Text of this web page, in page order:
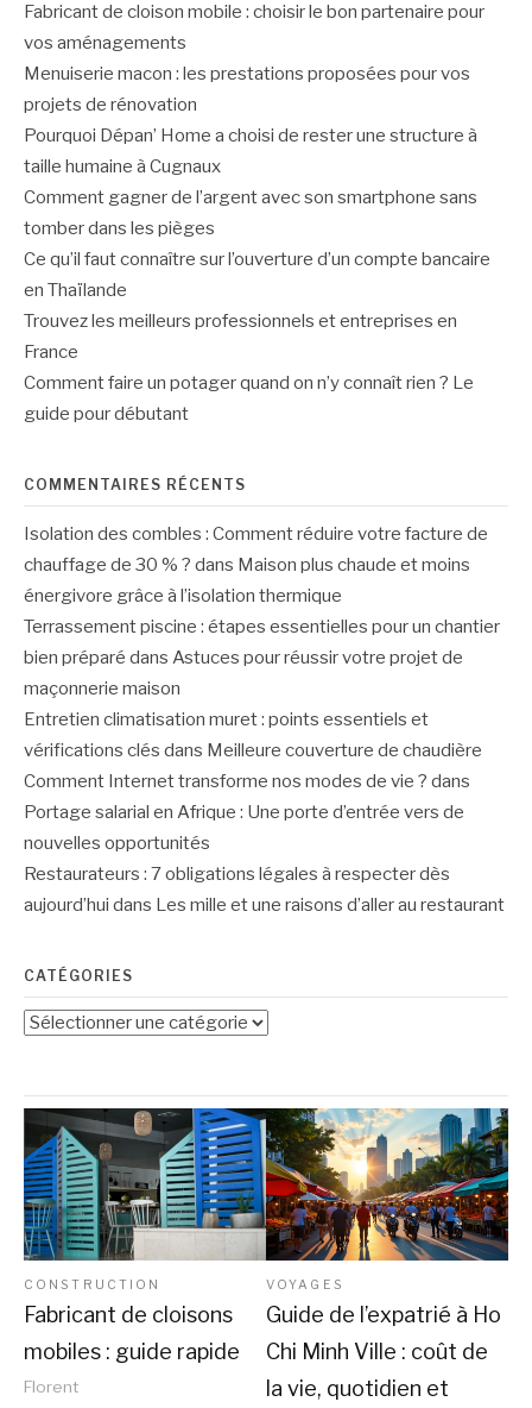
Fabricant de cloison mobile : choisir le bon partenaire pour
vos aménagements
Menuiserie macon : les prestations proposées pour vos
projets de rénovation
Pourquoi Dépan’ Home a choisi de rester une structure à
taille humaine à Cugnaux
Comment gagner de l’argent avec son smartphone sans
tomber dans les pièges
Ce qu’il faut connaître sur l’ouverture d’un compte bancaire
en Thaïlande
Trouvez les meilleurs professionnels et entreprises en
France
Comment faire un potager quand on n’y connaît rien ? Le
guide pour débutant
COMMENTAIRES RÉCENTS
Isolation des combles : Comment réduire votre facture de
chauffage de 30 % ? dans Maison plus chaude et moins
énergivore grâce à l’isolation thermique
Terrassement piscine : étapes essentielles pour un chantier
bien préparé dans Astuces pour réussir votre projet de
maçonnerie maison
Entretien climatisation muret : points essentiels et
vérifications clés dans Meilleure couverture de chaudière
Comment Internet transforme nos modes de vie ? dans
Portage salarial en Afrique : Une porte d’entrée vers de
nouvelles opportunités
Restaurateurs : 7 obligations légales à respecter dès
aujourd’hui dans Les mille et une raisons d’aller au restaurant
CATÉGORIES
Catégories
CONSTRUCTION
Fabricant de cloisons
mobiles : guide rapide
Florent
VOYAGES
Guide de l’expatrié à Ho
Chi Minh Ville : coût de
la vie, quotidien et